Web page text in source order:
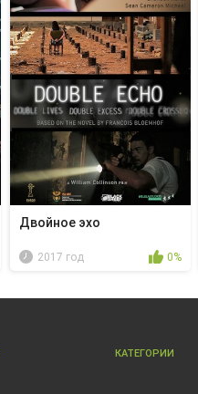
Двойное эхо
2017 год 0%
КАТЕГОРИИ